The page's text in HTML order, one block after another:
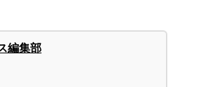
編集部